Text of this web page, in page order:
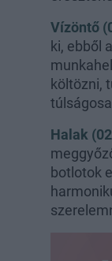
Vízöntő
ki, ebből
költözni,
Halak
botlotok